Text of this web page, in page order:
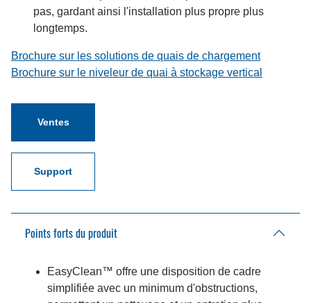
pas, gardant ainsi l'installation plus propre plus
longtemps.
Brochure sur les solutions de quais de chargement
Brochure sur le niveleur de quai à stockage vertical
Ventes
Support
Points forts du produit
EasyClean™ offre une disposition de cadre
simplifiée avec un minimum d'obstructions,